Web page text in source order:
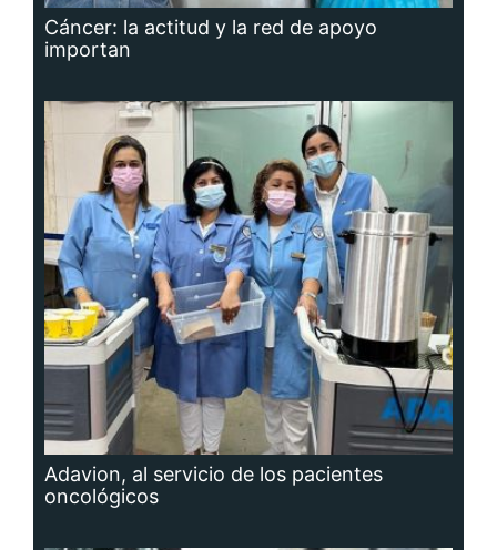
Cáncer: la actitud y la red de apoyo
importan
Adavion, al servicio de los pacientes
oncológicos